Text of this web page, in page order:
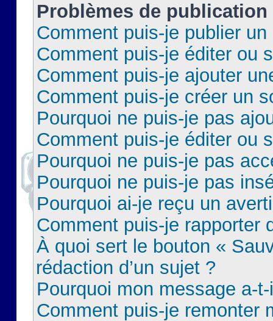
Problèmes de publication
Comment puis-je publier
Comment puis-je éditer ou
Comment puis-je ajouter
Comment puis-je créer un
Pourquoi ne puis-je pas
Comment puis-je éditer ou
Pourquoi ne puis-je pas
Pourquoi ne puis-je pas
Pourquoi ai-je reçu un
Comment puis-je rapporter
À quoi sert le bouton «
rédaction d’un sujet ?
Pourquoi mon message a-
Comment puis-je remonter